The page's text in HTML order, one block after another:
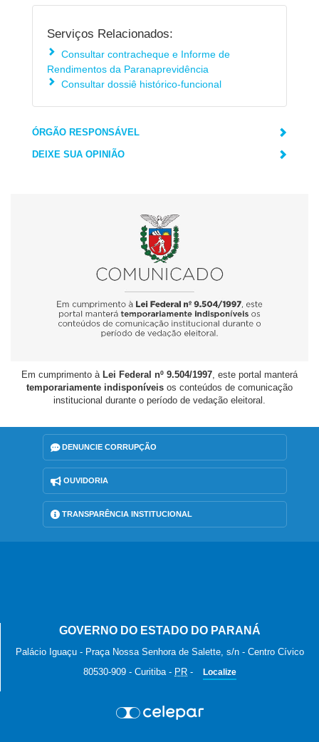
Serviços Relacionados:
Consultar contracheque e Informe de
Rendimentos da Paranaprevidência
Consultar dossiê histórico-funcional
ÓRGÃO RESPONSÁVEL
DEIXE SUA OPINIÃO
Em cumprimento à Lei Federal nº 9.504/1997, este portal manterá
temporariamente indisponíveis os conteúdos de comunicação
institucional durante o período de vedação eleitoral.
DENUNCIE CORRUPÇÃO
OUVIDORIA
TRANSPARÊNCIA INSTITUCIONAL
GOVERNO DO ESTADO DO PARANÁ
Palácio Iguaçu - Praça Nossa Senhora de Salette, s/n - Centro Cívico
80530-909 - Curitiba- PR - Localize